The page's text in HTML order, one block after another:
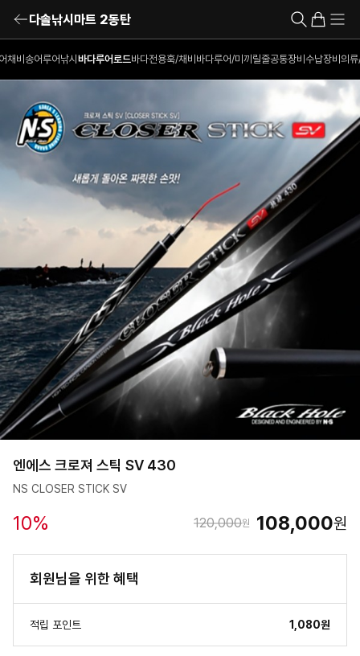
다솔낚시마트 2동탄
채비 송어루어낚시 바다루어로드바다전용훅/채비 바다루어/미끼 릴줄공통장비 수납장비 의
엔에스 크로져 스틱 SV 430
NS CLOSER STICK SV
10% 120,000원 108,000원
회원님을 위한 혜택
적립 포인트 1,080원